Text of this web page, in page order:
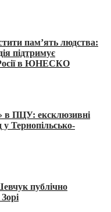
пам’ять людства:
підтримує
Росії в ЮНЕСКО
ексклюзивні
у Тернопільсько-
публічно